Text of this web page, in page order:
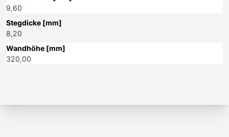
9,60
Stegdicke [mm]
8,20
Wandhöhe [mm]
320,00